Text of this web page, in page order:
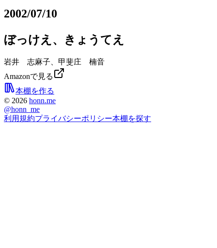
2002/07/10
ぼっけえ、きょうてえ
岩井 志麻子、甲斐庄 楠音
Amazonで見る
本棚を作る
© 2026 honn.me
@honn_me
利用規約プライバシーポリシー本棚を探す